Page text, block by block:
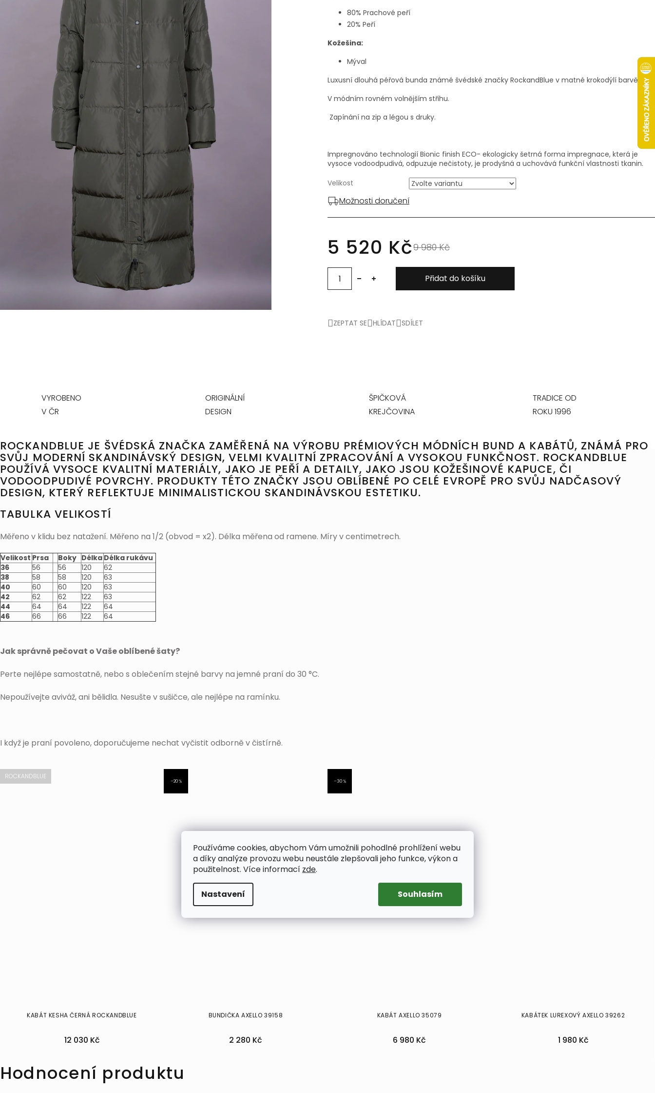
Používáme cookies, abychom Vám umožnili pohodlné prohlížení webu
a díky analýze provozu webu neustále zlepšovali jeho funkce, výkon a
použitelnost. Více informací zde.
Nastavení Souhlasím
9 980 Kč
5 520 Kč
Velikost
Možnosti doručení
Přidat do košíku
80% Prachové peří
20% Peří
Kožešina:
Mýval
Luxusní dlouhá péřová bunda známé švédské značky RockandBlue v matné krokodýlí barvě .
V módním rovném volnějším střihu.
Zapínání na zip a légou s druky.
Impregnováno technologií Bionic finish ECO- ekologicky šetrná forma impregnace, která je
vysoce vodoodpudivá, odpuzuje nečistoty, je prodyšná a uchovává funkční vlastnosti tkanin.
ZEPTAT SE HLÍDAT SDÍLET
VYROBENO
V ČR
ORIGINÁLNÍ
DESIGN
ŠPIČKOVÁ
KREJČOVINA
TRADICE OD
ROKU 1996
ROCKANDBLUE JE ŠVÉDSKÁ ZNAČKA ZAMĚŘENÁ NA VÝROBU PRÉMIOVÝCH MÓDNÍCH BUND A KABÁTŮ, ZNÁMÁ PRO
SVŮJ MODERNÍ SKANDINÁVSKÝ DESIGN, VELMI KVALITNÍ ZPRACOVÁNÍ A VYSOKOU FUNKČNOST. ROCKANDBLUE
POUŽÍVÁ VYSOCE KVALITNÍ MATERIÁLY, JAKO JE PEŘÍ A DETAILY, JAKO JSOU KOŽEŠINOVÉ KAPUCE, ČI
VODOODPUDIVÉ POVRCHY. PRODUKTY TÉTO ZNAČKY JSOU OBLÍBENÉ PO CELÉ EVROPĚ PRO SVŮJ NADČASOVÝ
DESIGN, KTERÝ REFLEKTUJE MINIMALISTICKOU SKANDINÁVSKOU ESTETIKU.
TABULKA VELIKOSTÍ
Měřeno v klidu bez natažení. Měřeno na 1/2 (obvod = x2). Délka měřena od ramene. Míry v centimetrech.
Velikost Prsa Boky Délka Délka rukávu
36
56 56 120
62
38
58 58 120
63
40
60 60 120
63
42
62 62 122
63
44
64 64 122
64
46
66 66 122 64
Jak správně pečovat o Vaše oblíbené šaty?
Perte nejlépe samostatně, nebo s oblečením stejné barvy na jemné praní do 30 °C.
Nepoužívejte aviváž, ani bělidla. Nesušte v sušičce, ale nejlépe na ramínku.
I když je praní povoleno, doporučujeme nechat vyčistit odborně v čistírně.
ROCKANDBLUE
KABÁT KESHA ČERNÁ ROCKANDBLUE
12 030 Kč
–20 %
BUNDIČKA AXELLO 39158
2 280 Kč
–30 %
KABÁT AXELLO 35079
6 980 Kč
KABÁTEK LUREXOVÝ AXELLO 39262
1 980 Kč
Hodnocení produktu